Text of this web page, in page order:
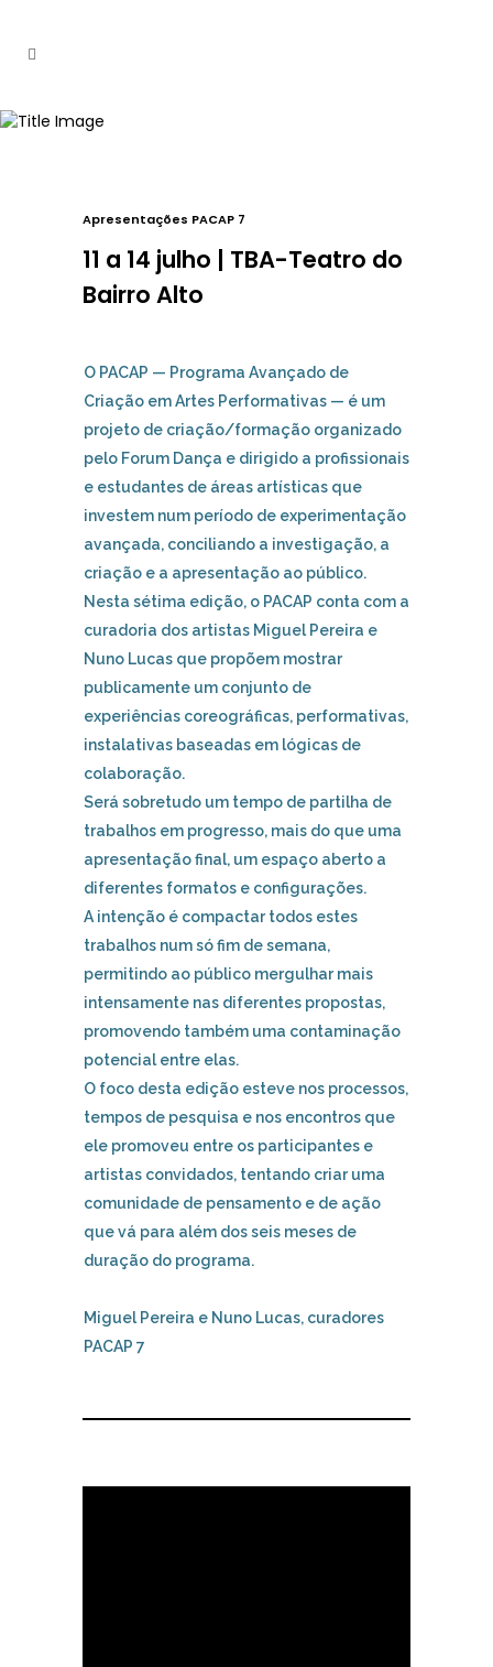
Apresentações PACAP 7
11 a 14 julho | TBA-Teatro do
Bairro Alto
O PACAP — Programa Avançado de
Criação em Artes Performativas — é um
projeto de criação/formação organizado
pelo Forum Dança e dirigido a profissionais
e estudantes de áreas artísticas que
investem num período de experimentação
avançada, conciliando a investigação, a
criação e a apresentação ao público.
Nesta sétima edição, o PACAP conta com a
curadoria dos artistas Miguel Pereira e
Nuno Lucas que propõem mostrar
publicamente um conjunto de
experiências coreográficas, performativas,
instalativas baseadas em lógicas de
colaboração.
Será sobretudo um tempo de partilha de
trabalhos em progresso, mais do que uma
apresentação final, um espaço aberto a
diferentes formatos e configurações.
A intenção é compactar todos estes
trabalhos num só fim de semana,
permitindo ao público mergulhar mais
intensamente nas diferentes propostas,
promovendo também uma contaminação
potencial entre elas.
O foco desta edição esteve nos processos,
tempos de pesquisa e nos encontros que
ele promoveu entre os participantes e
artistas convidados, tentando criar uma
comunidade de pensamento e de ação
que vá para além dos seis meses de
duração do programa.
Miguel Pereira e Nuno Lucas, curadores
PACAP 7